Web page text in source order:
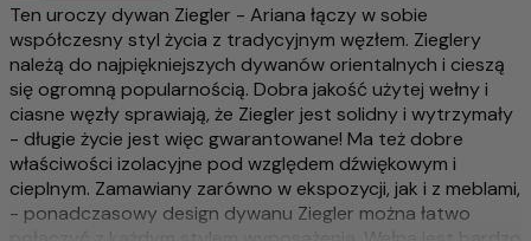
Ten uroczy dywan Ziegler - Ariana łączy w sobie
współczesny styl życia z tradycyjnym węzłem. Zieglery
należą do najpiękniejszych dywanów orientalnych i cieszą
się ogromną popularnością. Dobra jakość użytej wełny i
ciasne węzły sprawiają, że Ziegler jest solidny i wytrzymały
- długie życie jest więc gwarantowane! Ma też dobre
właściwości izolacyjne pod względem dźwiękowym i
cieplnym. Zamawiany zarówno w ekspozycji, jak i z meblami,
- ponadczasowy design dywanu Ziegler można łatwo